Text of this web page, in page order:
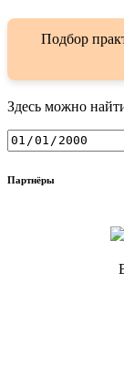
Подбор
Здесь можно
Партнёры